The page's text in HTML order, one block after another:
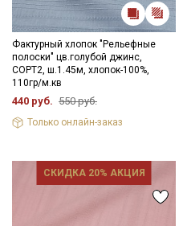
Фактурный хлопок "Рельефные
полоски" цв.голубой джинс,
СОРТ2, ш.1.45м, хлопок-100%,
110гр/м.кв
440 руб. 550 руб.
Только онлайн-заказ
СКИДКА 20% АКЦИЯ